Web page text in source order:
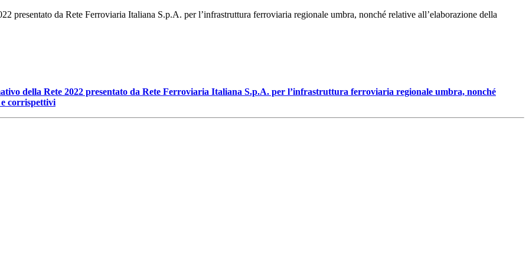
presentato da Rete Ferroviaria Italiana S.p.A. per l’infrastruttura ferroviaria regionale umbra, nonché relative all’elaborazione della
della Rete 2022 presentato da Rete Ferroviaria Italiana S.p.A. per l’infrastruttura ferroviaria regionale umbra, nonché
corrispettivi